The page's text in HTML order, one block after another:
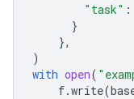
"task" :
}
},
)
with open(
f.write(